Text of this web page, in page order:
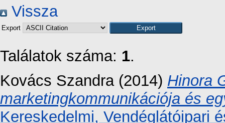
Vissza
Export
Találatok száma: 1.
Kovács Szandra (2014) Hinora
marketingkommunikációja és
Kereskedelmi, Vendéglátóipari